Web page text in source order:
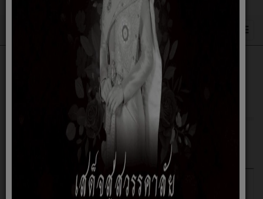
ระบบสารสนเทศที่สนับสนุนการเก็บรวบรวม
ข้อมูลด้าน competency
18 พฤศจิกายน 2568